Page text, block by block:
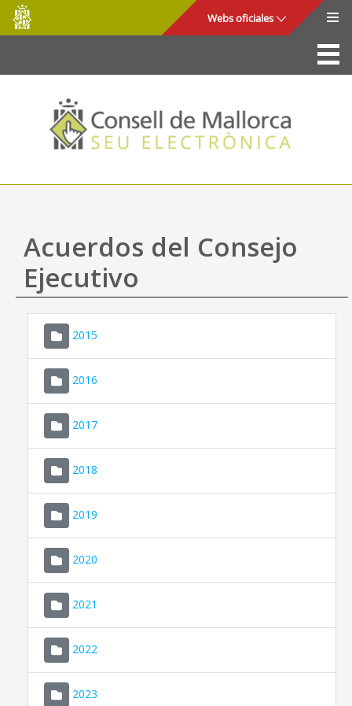
Saltar al contenido principal
Consell
de
Mallorca
Webs oficiales
La Sede
Consejo de Mallorca
Acceso y seguridad
Utilidades
Mapa web
Ayuda
Acuerdos del Consejo
Ejecutivo
2015
2016
2017
2018
2019
2020
2021
2022
2023